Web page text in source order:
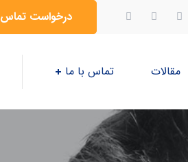
درخواست تماس
مقالات تماس با ما